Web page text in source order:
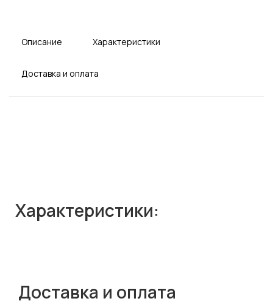
Описание Характеристики
Доставка и оплата
Характеристики:
Доставка и оплата